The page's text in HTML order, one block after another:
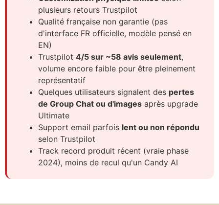
plusieurs retours Trustpilot
Qualité française non garantie (pas
d'interface FR officielle, modèle pensé en
EN)
Trustpilot 4/5 sur ~58 avis seulement,
volume encore faible pour être pleinement
représentatif
Quelques utilisateurs signalent des pertes
de Group Chat ou d'images après upgrade
Ultimate
Support email parfois lent ou non répondu
selon Trustpilot
Track record produit récent (vraie phase
2024), moins de recul qu'un Candy AI